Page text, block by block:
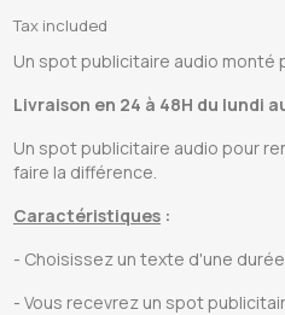
Tax included
Un spot publicitaire audio monté
Livraison en 24 à 48H du lundi
Un spot publicitaire audio pour
faire la différence.
Caractéristiques :
- Choisissez un texte d'une
- Vous recevrez un spot